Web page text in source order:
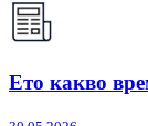
Ето какво